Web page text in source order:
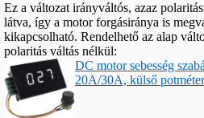
Ez a változat irányváltós, azaz
látva, így a motor forgásiránya is
kikapcsolható. Rendelhető az alap
polaritás váltás nélkül:
DC motor sebesség
20A/30A, külső